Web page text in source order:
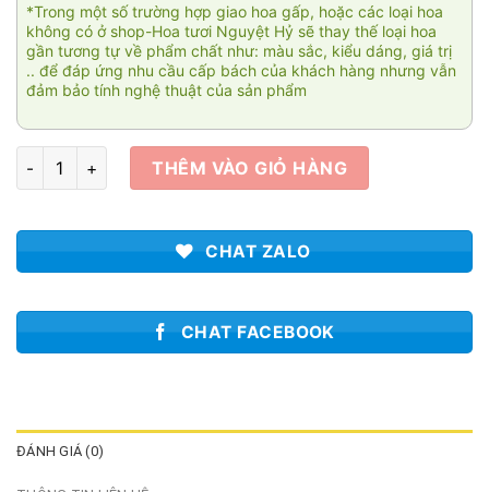
*Trong một số trường hợp giao hoa gấp, hoặc các loại hoa
không có ở shop-Hoa tươi Nguyệt Hỷ sẽ thay thế loại hoa
gần tương tự về phẩm chất như: màu sắc, kiểu dáng, giá trị
.. để đáp ứng nhu cầu cấp bách của khách hàng nhưng vẫn
đảm bảo tính nghệ thuật của sản phẩm
Lặng thầm 04 số lượngTHÊM VÀO GIỎ HÀNG
CHAT ZALO
CHAT FACEBOOK
ĐÁNH GIÁ (0)